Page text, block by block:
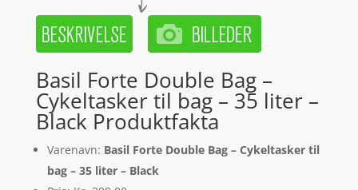
Basil Forte Double Bag –
Cykeltasker til bag – 35 liter –
Black Produktfakta
Varenavn: Basil Forte Double Bag – Cykeltasker til
bag – 35 liter – Black